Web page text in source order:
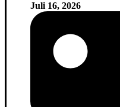
Juli 16, 2026